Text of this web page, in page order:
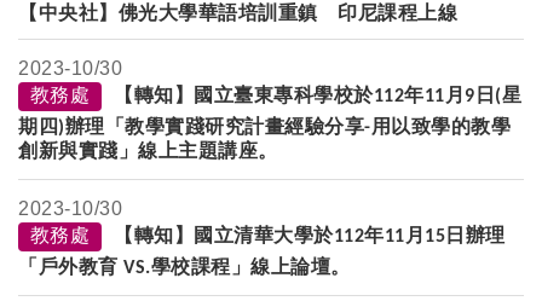
【中央社】佛光大學華語培訓重鎮 印尼課程上線
2023-10/30
教務處
【轉知】國立臺東專科學校於112年11 月 9 日 (星
期四)辦理「教學實踐研究計畫經驗分享-用以致學的教學
創新與實踐」線上主題講座。
2023-10/30
教務處
【轉知】國立清華大學於112年11 月 15 日辦理
「戶外教育 VS.學校課程」線上論壇。